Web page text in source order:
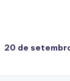
20 de